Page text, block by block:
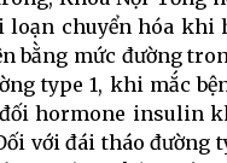
loạn chuyển hóa
bằng mức đường
type 1, khi mắc
hormone insulin
với đái tháo